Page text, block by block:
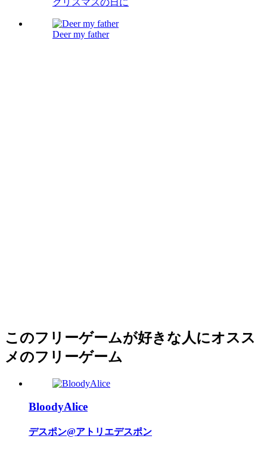
クリスマスの日に
Deer my father
このフリーゲームが好きな人にオスス
メのフリーゲーム
BloodyAlice
デスポン@アトリエデスポン